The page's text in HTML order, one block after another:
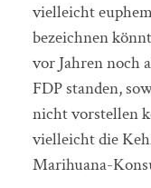
vielleicht
bezeichnen
vor Jahren noch
FDP standen,
nicht vorstellen
vielleicht die
Marihuana-